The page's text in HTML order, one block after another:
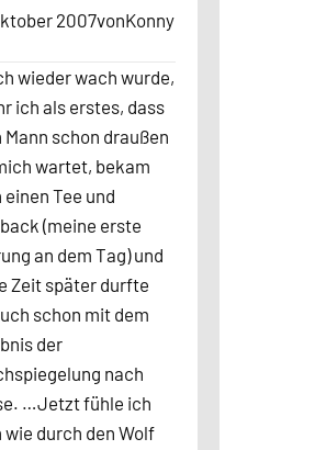
2007vonKonny
wieder wach wurde,
ich als erstes, dass
Mann schon draußen
wartet, bekam
einen Tee und
(meine erste
an dem Tag) und
Zeit später durfte
schon mit dem
der
nach
…Jetzt fühle ich
wie durch den Wolf